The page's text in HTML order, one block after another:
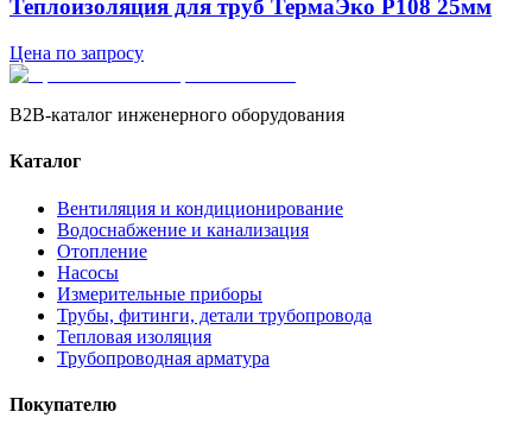
Теплоизоляция для труб ТермаЭко P108 25мм
Цена по запросу
B2B-каталог инженерного оборудования
Каталог
Вентиляция и кондиционирование
Водоснабжение и канализация
Отопление
Насосы
Измерительные приборы
Трубы, фитинги, детали трубопровода
Тепловая изоляция
Трубопроводная арматура
Покупателю